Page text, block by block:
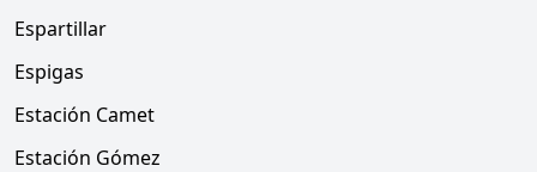
Espartillar
Espigas
Estación Camet
Estación Gómez